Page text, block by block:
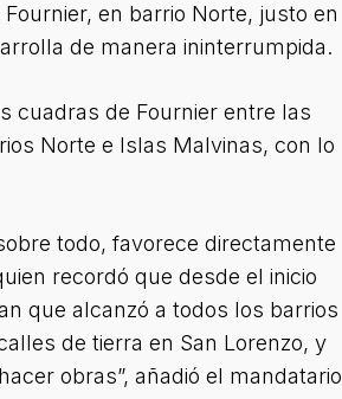
en barrio Norte, justo en
de manera ininterrumpida.
cuadras de Fournier entre las
Norte e Islas Malvinas, con lo
todo, favorece directamente
recordó que desde el inicio
que alcanzó a todos los barrios
de tierra en San Lorenzo, y
obras”, añadió el mandatario